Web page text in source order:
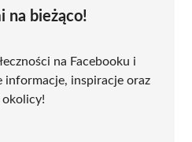
na bieżąco!
na Facebooku i
informacje, inspiracje oraz